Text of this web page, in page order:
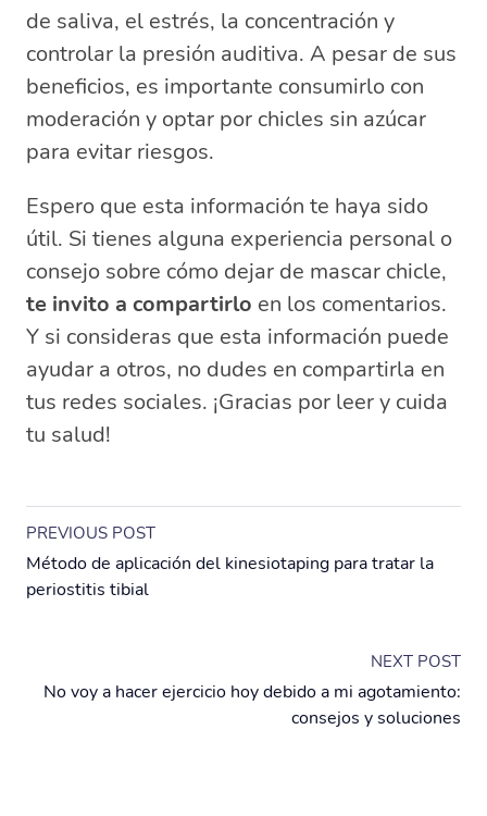
de saliva, el estrés, la concentración y
controlar la presión auditiva. A pesar de sus
beneficios, es importante consumirlo con
moderación y optar por chicles sin azúcar
para evitar riesgos.
Espero que esta información te haya sido
útil. Si tienes alguna experiencia personal o
consejo sobre cómo dejar de mascar chicle,
te invito a compartirlo en los comentarios.
Y si consideras que esta información puede
ayudar a otros, no dudes en compartirla en
tus redes sociales. ¡Gracias por leer y cuida
tu salud!
PREVIOUS POST
Método de aplicación del kinesiotaping para tratar la
periostitis tibial
NEXT POST
No voy a hacer ejercicio hoy debido a mi agotamiento:
consejos y soluciones